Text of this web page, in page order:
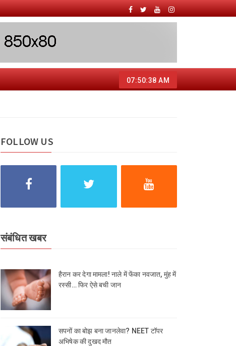
07:50:39 AM
FOLLOW US
संबंधित खबर
हैरान कर देगा मामला! नाले में फेंका नवजात, मुंह में
रस्सी… फिर ऐसे बची जान
सपनों का बोझ बना जानलेवा? NEET टॉपर
अभिषेक की दुखद मौत